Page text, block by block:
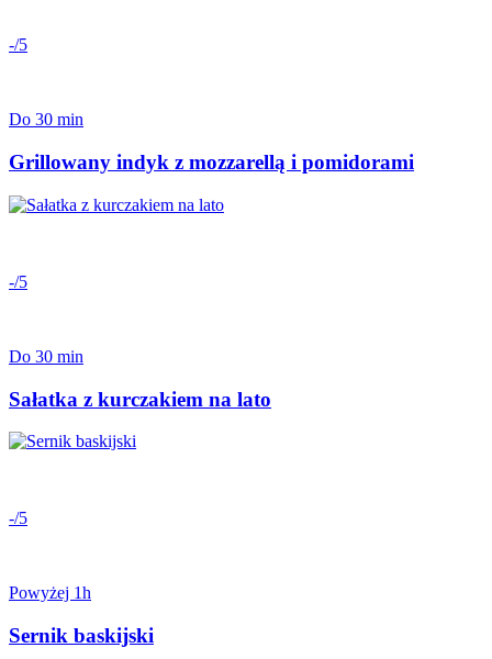
-/5
Do 30 min
Grillowany indyk z mozzarellą i pomidorami
-/5
Do 30 min
Sałatka z kurczakiem na lato
-/5
Powyżej 1h
Sernik baskijski